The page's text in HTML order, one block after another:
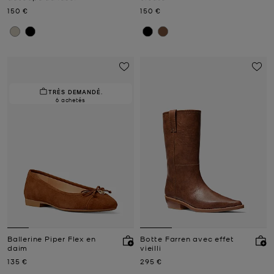
Prix actuel
150 €
Prix actuel
150 €
TRÈS DEMANDÉ.
6 achetés
Ballerine Piper Flex en
daim
Prix actuel
135 €
Botte Farren avec effet
vieilli
Prix actuel
295 €